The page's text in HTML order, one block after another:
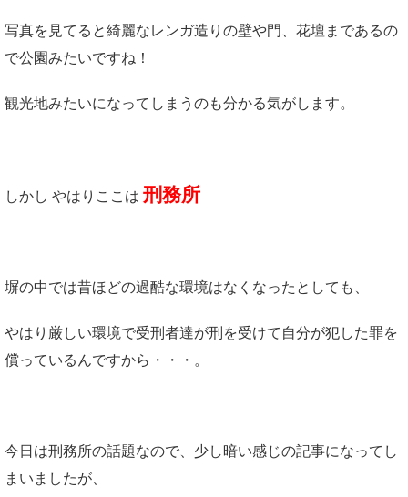
写真を見てると綺麗なレンガ造りの壁や門、花壇まであるの
で公園みたいですね！
観光地みたいになってしまうのも分かる気がします。
しかし やはりここは 刑務所
塀の中では昔ほどの過酷な環境はなくなったとしても、
やはり厳しい環境で受刑者達が刑を受けて自分が犯した罪を
償っているんですから・・・。
今日は刑務所の話題なので、少し暗い感じの記事になってし
まいましたが、